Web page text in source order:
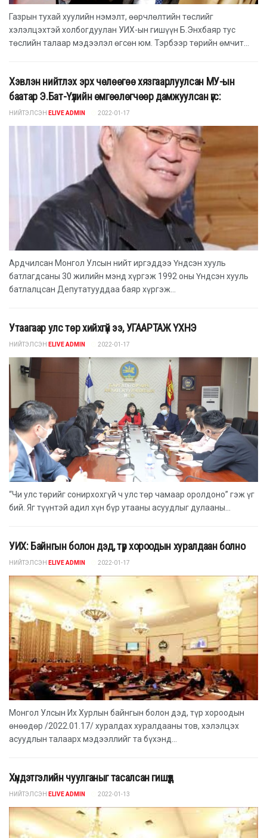
Газрын тухай хуулийн нэмэлт, өөрчлөлтийн төслийг
хэлэлцэхтэй холбогдуулан УИХ-ын гишүүн Б.Энхбаяр тус
төслийн талаар мэдээлэл өгсөн юм. Тэрбээр төрийн өмчит...
Хэвлэн нийтлэх эрх чөлөөгөө хязгаарлуулсан МУ-ын
баатар Э.Бат-Үүлийн өмгөөлөгчөөр дамжуулсан үгс:
НИЙТЭЛСЭН ELIVE ADMIN 2022-01-17
Ардчилсан Монгол Улсын нийт иргэддээ Үндсэн хууль
батлагдсаны 30 жилийн мэнд хүргэж 1992 оны Үндсэн хууль
батлалцсан Депутатууддаа баяр хүргэж...
Утаагаар улс төр хийхгүй ээ, УГААРТАЖ ҮХНЭ
НИЙТЭЛСЭН ELIVE ADMIN 2022-01-17
“Чи улс төрийг сонирхохгүй ч улс төр чамаар оролдоно” гэж үг
бий. Яг түүнтэй адил хүн бүр утааны асуудлыг дулааны...
УИХ: Байнгын болон дэд, түр хороодын хуралдаан болно
НИЙТЭЛСЭН ELIVE ADMIN 2022-01-17
Монгол Улсын Их Хурлын байнгын болон дэд, түр хороодын
өнөөдөр /2022.01.17/ хуралдах хуралдааны тов, хэлэлцэх
асуудлын талаарх мэдээллийг та бүхэнд...
Хүндэтгэлийн чуулганыг тасалсан гишүүд
НИЙТЭЛСЭН ELIVE ADMIN 2022-01-13